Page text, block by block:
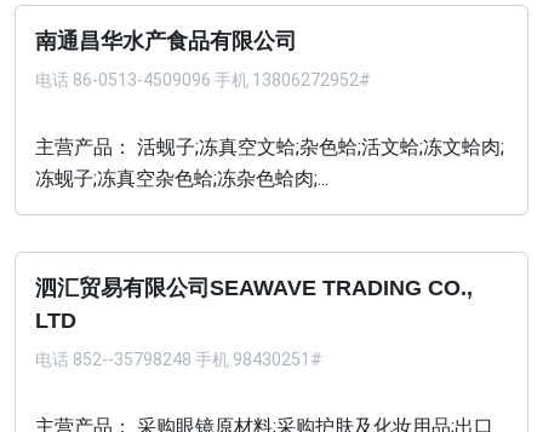
南通昌华水产食品有限公司
电话 86-0513-4509096 手机 13806272952#
主营产品： 活蚬子;冻真空文蛤;杂色蛤;活文蛤;冻文蛤肉;
冻蚬子;冻真空杂色蛤;冻杂色蛤肉;...
泗汇贸易有限公司SEAWAVE TRADING CO.,
LTD
电话 852--35798248 手机 98430251#
主营产品： 采购眼镜原材料;采购护肤及化妆用品;出口